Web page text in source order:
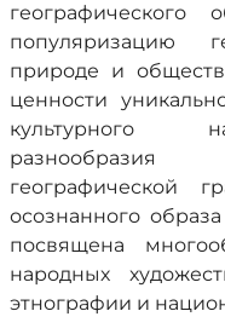
географического
популяризацию
природе и
ценности
культурного
разнообразия
географической
осознанного
посвящена
народных
этнографии и